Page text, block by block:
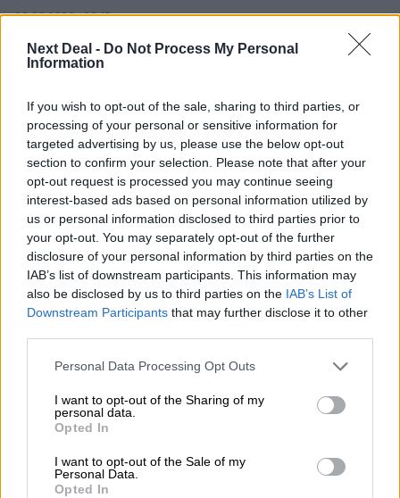
Next Deal - Do Not Process My Personal
Information
If you wish to opt-out of the sale, sharing to third parties, or
processing of your personal or sensitive information for
targeted advertising by us, please use the below opt-out
section to confirm your selection. Please note that after your
opt-out request is processed you may continue seeing
interest-based ads based on personal information utilized by
us or personal information disclosed to third parties prior to
your opt-out. You may separately opt-out of the further
disclosure of your personal information by third parties on the
IAB’s list of downstream participants. This information may
also be disclosed by us to third parties on the IAB’s List of
Downstream Participants that may further disclose it to other
Personal Data Processing Opt Outs
I want to opt-out of the Sharing of my
personal data.
Opted In
I want to opt-out of the Sale of my
Personal Data.
Opted In
06.08.2026 - 09:15
Στέλιος Λιανός – INTERAMERICAN / Αθηναϊκή Γενική Κλινική
ελληνικές τράπεζες «πρωταθλήτριες» στα δάνεια, νέο deal
Βαρδινογιάννη- Εξάρχου και ο διπλασιασμός των κερδών της
ΔΕΗ
05.08.2026 - 13:37
Randy Schekman, Νομπελίστας Ιατρικής: «Σε πέντε χρόνια
μπορεί να έχουμε θεραπεία που αναστέλλει την εξέλιξη του
Πάρκινσον»
05.08.2026 - 12:33
Ε.Ε και παράνομη μετανάστευση: προτάσεις και δράσεις με
παρονομαστή το κοινό συμφέρον
Αντώνης Βουκλαρής - «ΕΡΡΙΚΟΣ ΝΤΥΝΑΝ»
05.08.2026 - 11:30
Η νέα εποχή στην εκπαίδευση των ασφαλιστικών